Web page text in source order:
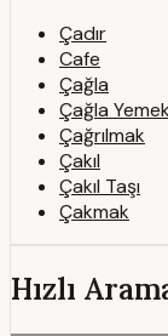
Çadır
Cafe
Çağla
Çağla Yemek
Çağrılmak
Çakıl
Çakıl Taşı
Çakmak
Hızlı